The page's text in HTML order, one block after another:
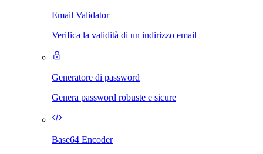
Email Validator
Verifica la validità di un indirizzo email
Generatore di password
Genera password robuste e sicure
Base64 Encoder